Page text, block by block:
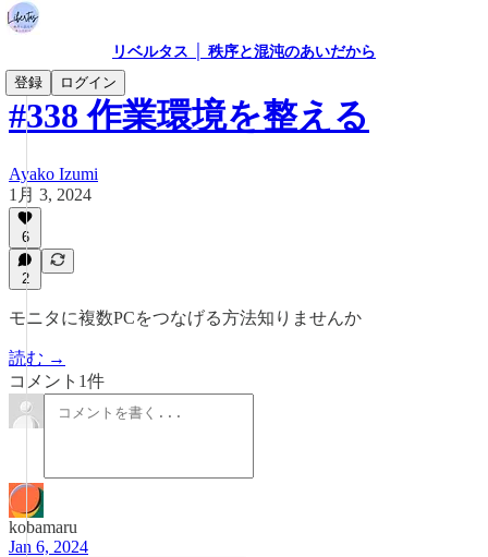
リベルタス │ 秩序と混沌のあいだから
登録
ログイン
#338 作業環境を整える
Ayako Izumi
1月 3, 2024
6
2
モニタに複数PCをつなげる方法知りませんか
読む →
コメント1件
kobamaru
Jan 6, 2024